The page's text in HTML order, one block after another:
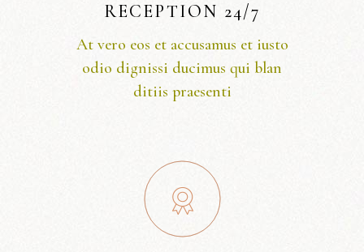
RECEPTION 24/7
At vero eos et accusamus et iusto
odio dignissi ducimus qui blan
ditiis praesenti